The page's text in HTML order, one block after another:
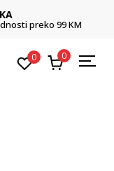
Platite karticom
0 0